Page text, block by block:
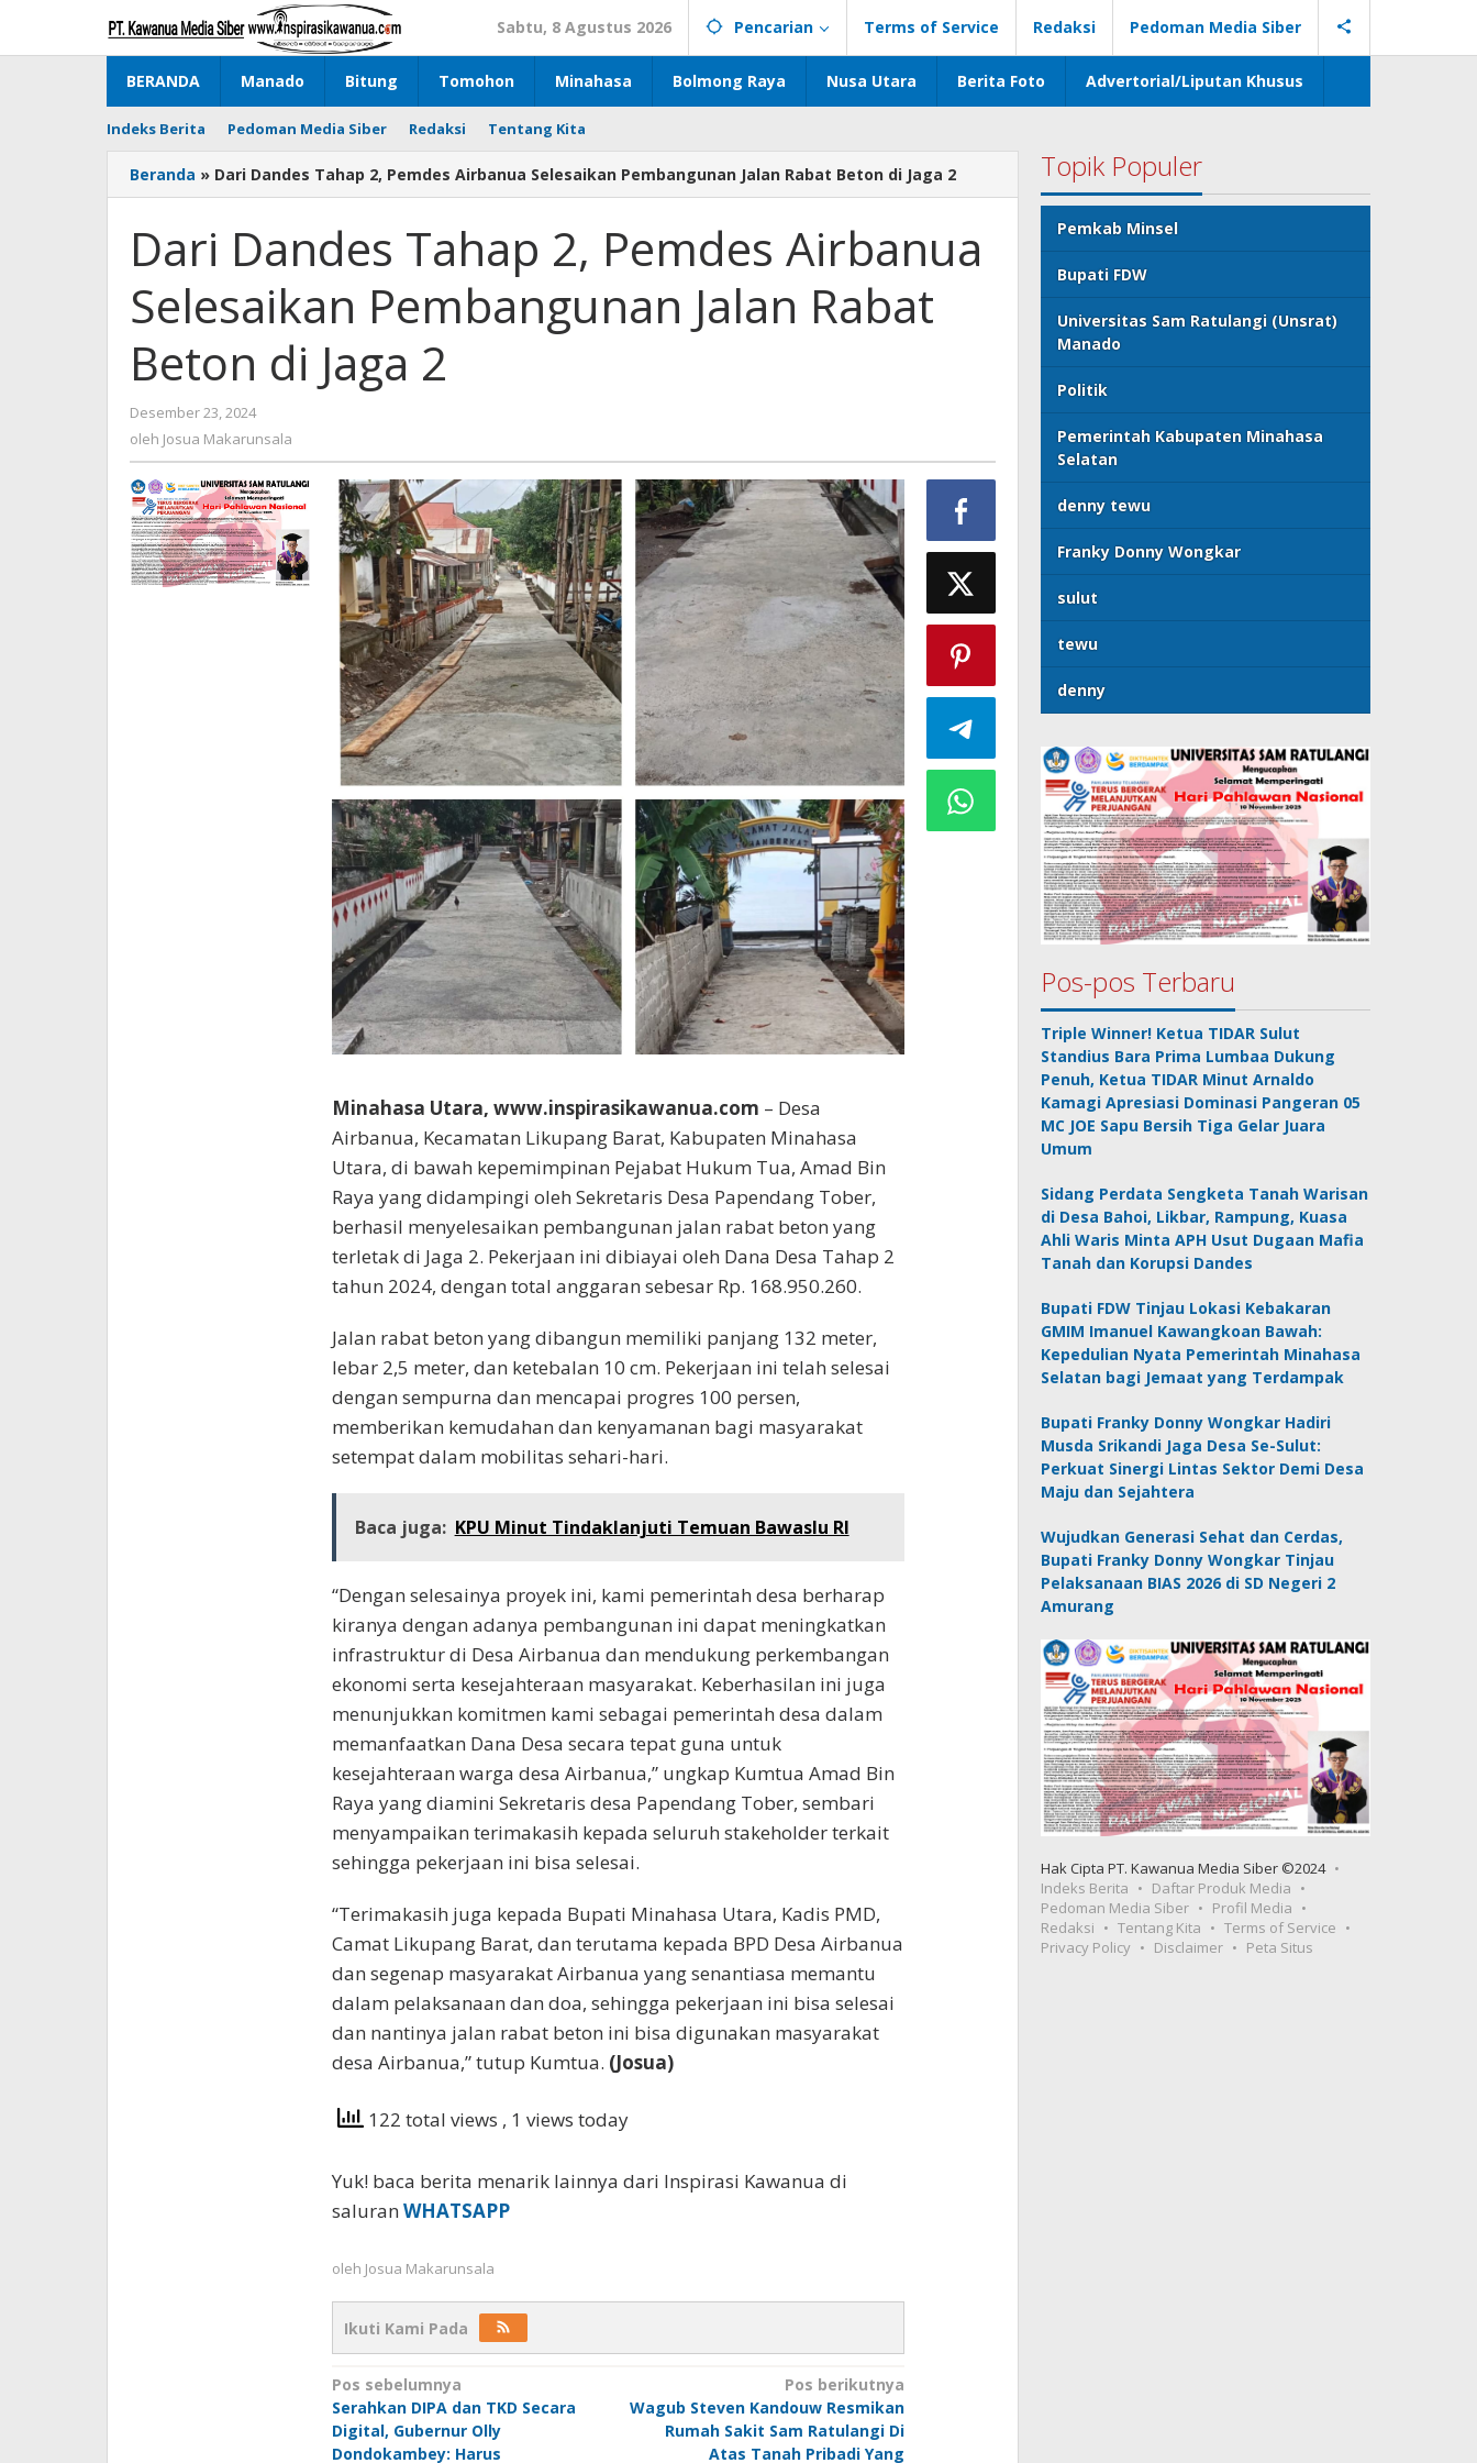
konten
Sabtu, 8 Agustus 2026 Pencarian Terms of Service Redaksi Pedoman Media Siber
BERANDA Manado Bitung Tomohon Minahasa Bolmong Raya Nusa Utara Berita Foto Advertorial/Liputan Khusus
Indeks Berita Pedoman Media Siber Redaksi Tentang Kita
Beranda » Dari Dandes Tahap 2, Pemdes Airbanua Selesaikan Pembangunan Jalan Rabat Beton di Jaga 2
Dari Dandes Tahap 2, Pemdes Airbanua
Selesaikan Pembangunan Jalan Rabat
Beton di Jaga 2
Desember 23, 2024
Josua
oleh Josua Makarunsala
Minahasa Utara, www.inspirasikawanua.com – Desa
Airbanua, Kecamatan Likupang Barat, Kabupaten Minahasa
Utara, di bawah kepemimpinan Pejabat Hukum Tua, Amad Bin
Raya yang didampingi oleh Sekretaris Desa Papendang Tober,
berhasil menyelesaikan pembangunan jalan rabat beton yang
terletak di Jaga 2. Pekerjaan ini dibiayai oleh Dana Desa Tahap 2
tahun 2024, dengan total anggaran sebesar Rp. 168.950.260.
Jalan rabat beton yang dibangun memiliki panjang 132 meter,
lebar 2,5 meter, dan ketebalan 10 cm. Pekerjaan ini telah selesai
dengan sempurna dan mencapai progres 100 persen,
memberikan kemudahan dan kenyamanan bagi masyarakat
setempat dalam mobilitas sehari-hari.
Baca juga: KPU Minut Tindaklanjuti Temuan Bawaslu RI
“Dengan selesainya proyek ini, kami pemerintah desa berharap
kiranya dengan adanya pembangunan ini dapat meningkatkan
infrastruktur di Desa Airbanua dan mendukung perkembangan
ekonomi serta kesejahteraan masyarakat. Keberhasilan ini juga
menunjukkan komitmen kami sebagai pemerintah desa dalam
memanfaatkan Dana Desa secara tepat guna untuk
kesejahteraan warga desa Airbanua,” ungkap Kumtua Amad Bin
Raya yang diamini Sekretaris desa Papendang Tober, sembari
menyampaikan terimakasih kepada seluruh stakeholder terkait
sehingga pekerjaan ini bisa selesai.
“Terimakasih juga kepada Bupati Minahasa Utara, Kadis PMD,
Camat Likupang Barat, dan terutama kepada BPD Desa Airbanua
dan segenap masyarakat Airbanua yang senantiasa memantu
dalam pelaksanaan dan doa, sehingga pekerjaan ini bisa selesai
dan nantinya jalan rabat beton ini bisa digunakan masyarakat
desa Airbanua,” tutup Kumtua. (Josua)
122 total views , 1 views today
Yuk! baca berita menarik lainnya dari Inspirasi Kawanua di
saluran WHATSAPP
oleh Josua Makarunsala
Ikuti Kami Pada
Navigasi
pos
Pos sebelumnya
Serahkan DIPA dan TKD Secara
Digital, Gubernur Olly
Dondokambey: Harus
Pos berikutnya
Wagub Steven Kandouw Resmikan
Rumah Sakit Sam Ratulangi Di
Atas Tanah Pribadi Yang
Topik Populer
Pemkab Minsel
Bupati FDW
Universitas Sam Ratulangi (Unsrat)
Manado
Politik
Pemerintah Kabupaten Minahasa
Selatan
denny tewu
Franky Donny Wongkar
sulut
tewu
denny
Pos-pos Terbaru
Triple Winner! Ketua TIDAR Sulut
Standius Bara Prima Lumbaa Dukung
Penuh, Ketua TIDAR Minut Arnaldo
Kamagi Apresiasi Dominasi Pangeran 05
MC JOE Sapu Bersih Tiga Gelar Juara
Umum
Sidang Perdata Sengketa Tanah Warisan
di Desa Bahoi, Likbar, Rampung, Kuasa
Ahli Waris Minta APH Usut Dugaan Mafia
Tanah dan Korupsi Dandes
Bupati FDW Tinjau Lokasi Kebakaran
GMIM Imanuel Kawangkoan Bawah:
Kepedulian Nyata Pemerintah Minahasa
Selatan bagi Jemaat yang Terdampak
Bupati Franky Donny Wongkar Hadiri
Musda Srikandi Jaga Desa Se-Sulut:
Perkuat Sinergi Lintas Sektor Demi Desa
Maju dan Sejahtera
Wujudkan Generasi Sehat dan Cerdas,
Bupati Franky Donny Wongkar Tinjau
Pelaksanaan BIAS 2026 di SD Negeri 2
Amurang
Hak Cipta PT. Kawanua Media Siber ©2024
Indeks Berita
Daftar Produk Media
Pedoman Media Siber
Profil Media
Redaksi
Tentang Kita
Terms of Service
Privacy Policy
Disclaimer Peta Situs